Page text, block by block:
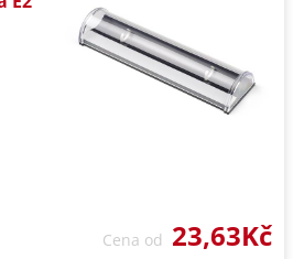
Cena od 23,63Kč